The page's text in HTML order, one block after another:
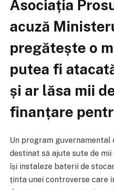
Asociația
acuză
pregătește o
putea fi
și ar lăsa mii
finanțare
Un program guvernamental
destinat să ajute sute de
își instaleze baterii de
ținta unei controverse care